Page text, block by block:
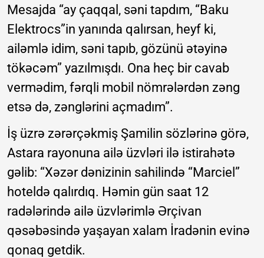
Mesajda “ay çaqqal, səni tapdım, “Baku
Elektrocs”in yanında qalırsan, heyf ki,
ailəmlə idim, səni tapıb, gözünü ətəyinə
tökəcəm” yazılmışdı. Ona heç bir cavab
vermədim, fərqli mobil nömrələrdən zəng
etsə də, zənglərini açmadım”.
İş üzrə zərərçəkmiş Şamilin sözlərinə görə,
Astara rayonuna ailə üzvləri ilə istirahətə
gəlib: “Xəzər dənizinin sahilində “Marciel”
hoteldə qalırdıq. Həmin gün saat 12
radələrində ailə üzvlərimlə Ərçivan
qəsəbəsində yaşayan xalam İradənin evinə
qonaq getdik.